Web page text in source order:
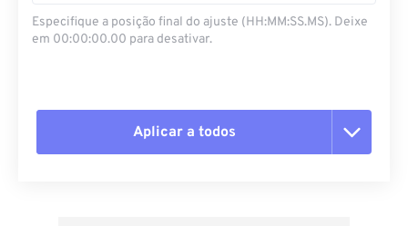
Especifique a posição final do ajuste (HH:MM:SS.MS). Deixe
em 00:00:00.00 para desativar.
Aplicar a todos